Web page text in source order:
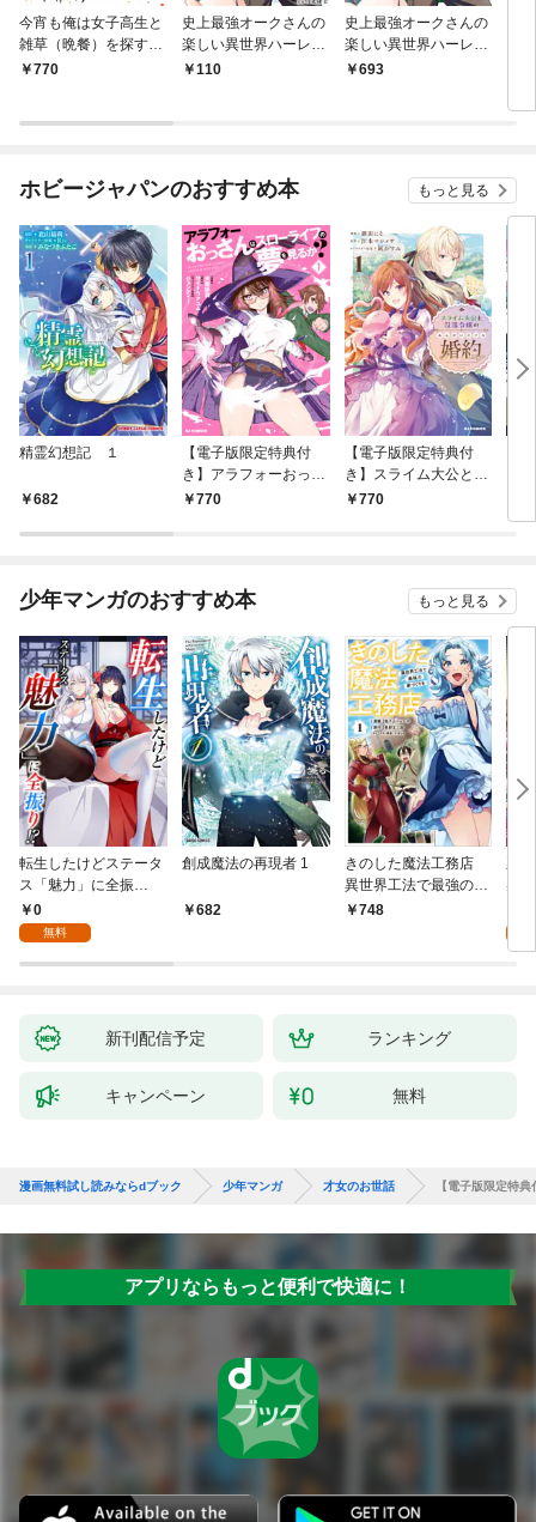
今宵も俺は女子高生と
雑草（晩餐）を探す
（コミック）１【電子
770
史上最強オークさんの
楽しい異世界ハーレム
づくり【単話】（１）
110
史上最強オークさんの
楽しい異世界ハーレム
づくり（１）
693
（
ホビージャパンのおすすめ本 もっと見る
精霊幻想記 １
682
【電子版限定特典付
き】アラフォーおっさ
んはスローライフの夢
770
【電子版限定特典付
き】スライム大公と没
落令嬢のあんがい幸せ
770
少年マンガのおすすめ本 もっと見る
転生したけどステータ
ス「魅力」に全振
り！？(1)
0
無料
創成魔法の再現者 1
682
きのした魔法工務店
異世界工法で最強の家
づくりを（コミック）
748
兆
る
新刊配信予定 ランキング
キャンペーン 無料
漫画無料試し読みならdブック 少年マンガ 才女のお世話 【電子版限定特
アプリならもっと便利で快適に！